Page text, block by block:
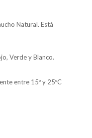
Natural. Está
Verde y Blanco.
entre 15º y 25ºC